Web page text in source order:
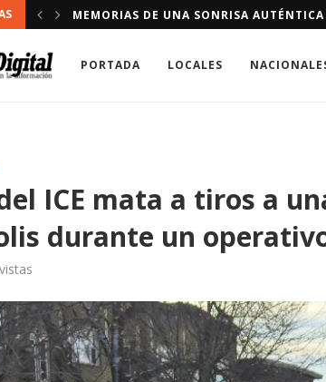
FAMILIAS CON AME SIGUEN ESPERANDO
PORTADA LOCALES
ICE mata a tiros a
durante un
vistas